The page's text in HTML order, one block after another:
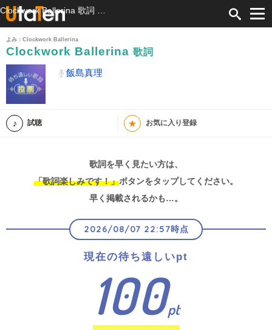
よみ：Clockwork Ballerina
Clockwork Ballerina 歌詞
飯島真理
試聴 ★ お気に入り登録
歌詞を早く見たい方は、
「歌詞楽しみです！」ボタンをタップしてください。
早く掲載されるかも…。
2026/08/07 22:57時点
現在の待ち遠しいpt
100pt